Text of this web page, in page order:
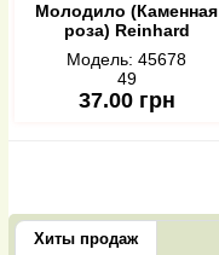
Молодило (Каменная
роза) Reinhard
Модель: 45678
49
37.00 грн
Хиты продаж